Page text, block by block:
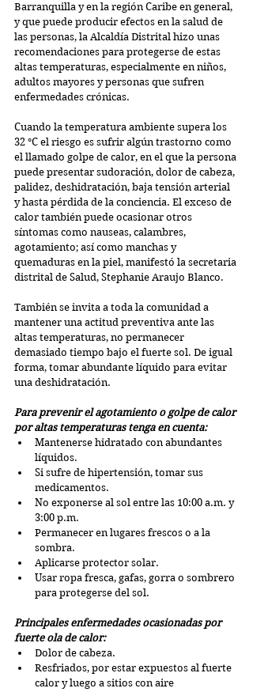
Barranquilla y en la región Caribe en general,
y que puede producir efectos en la salud de
las personas, la Alcaldía Distrital hizo unas
recomendaciones para protegerse de estas
altas temperaturas, especialmente en niños,
adultos mayores y personas que sufren
enfermedades crónicas.
Cuando la temperatura ambiente supera los
32 °C el riesgo es sufrir algún trastorno como
el llamado golpe de calor, en el que la persona
puede presentar sudoración, dolor de cabeza,
palidez, deshidratación, baja tensión arterial
y hasta pérdida de la conciencia. El exceso de
calor también puede ocasionar otros
síntomas como nauseas, calambres,
agotamiento; así como manchas y
quemaduras en la piel, manifestó la secretaria
distrital de Salud, Stephanie Araujo Blanco.
También se invita a toda la comunidad a
mantener una actitud preventiva ante las
altas temperaturas, no permanecer
demasiado tiempo bajo el fuerte sol. De igual
forma, tomar abundante líquido para evitar
una deshidratación.
Para prevenir el agotamiento o golpe de calor
por altas temperaturas tenga en cuenta:
Mantenerse hidratado con abundantes
líquidos.
Si sufre de hipertensión, tomar sus
medicamentos.
No exponerse al sol entre las 10:00 a.m. y
3:00 p.m.
Permanecer en lugares frescos o a la
sombra.
Aplicarse protector solar.
Usar ropa fresca, gafas, gorra o sombrero
para protegerse del sol.
Principales enfermedades ocasionadas por
fuerte ola de calor:
Dolor de cabeza.
Resfriados, por estar expuestos al fuerte
calor y luego a sitios con aire